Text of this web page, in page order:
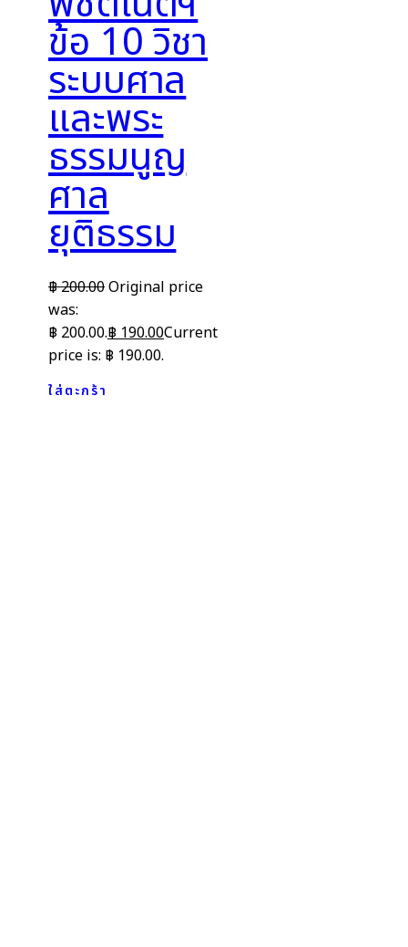
ข้อ 10 วิชา
ระบบศาล
และพระ
ธรรมนูญ
ศาล
ยุติธรรม
฿200.00Original price
was:
฿ 200.00.฿ 190.00Current
price is: ฿ 190.00.
ใส่ตะกร้า